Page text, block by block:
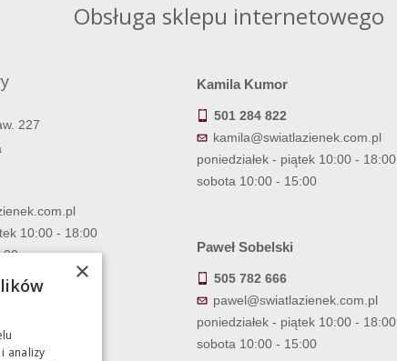
Obsługa sklepu internetowego
227
10:00 - 18:00
Kamila Kumor
501 284 822
kamila@swiatlazienek.com.pl
poniedziałek - piątek 10:00 - 18:00
sobota 10:00 - 15:00
Paweł Sobelski
505 782 666
pawel@swiatlazienek.com.pl
poniedziałek - piątek 10:00 - 18:00
sobota 10:00 - 15:00
×
analizy